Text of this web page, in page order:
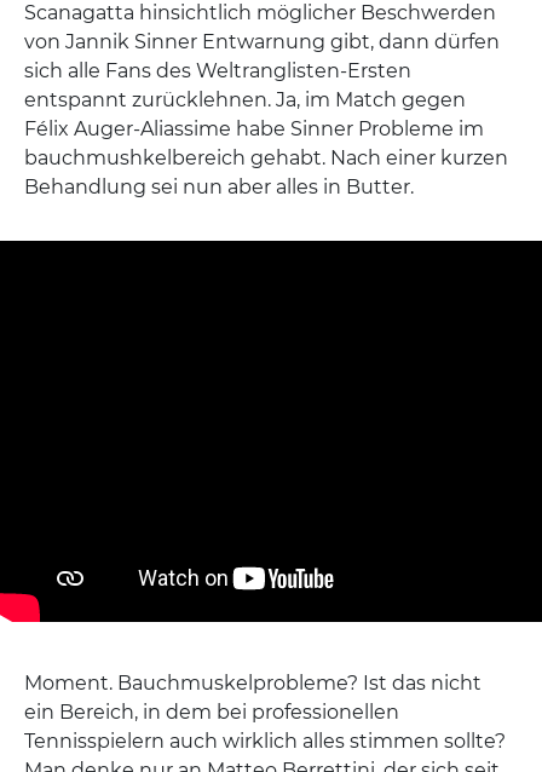
Scanagatta hinsichtlich möglicher Beschwerden
von Jannik Sinner Entwarnung gibt, dann dürfen
sich alle Fans des Weltranglisten-Ersten
entspannt zurücklehnen. Ja, im Match gegen
Félix Auger-Aliassime habe Sinner Probleme im
bauchmushkelbereich gehabt. Nach einer kurzen
Behandlung sei nun aber alles in Butter.
Moment. Bauchmuskelprobleme? Ist das nicht
ein Bereich, in dem bei professionellen
Tennisspielern auch wirklich alles stimmen sollte?